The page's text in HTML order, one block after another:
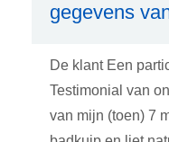
gegevens
De klant Een
Testimonial van
van mijn (toen) 7